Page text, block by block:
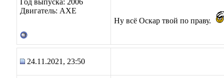
Год выпуска: 2006
Двигатель: AXE
Ну всё Оскар твой по праву.
24.11.2021, 23:50